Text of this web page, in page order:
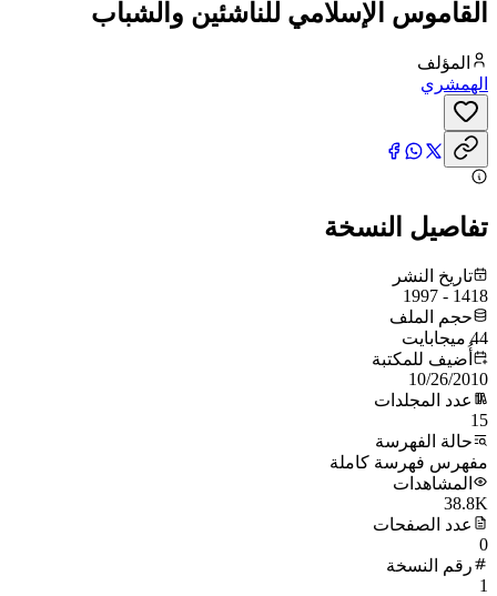
القاموس الإسلامي للناشئين والشباب
المؤلف
الهمشري
تفاصيل النسخة
تاريخ النشر
1418 - 1997
حجم الملف
44 ميجابايت
أُضيف للمكتبة
10/26/2010
عدد المجلدات
15
حالة الفهرسة
مفهرس فهرسة كاملة
المشاهدات
38.8K
عدد الصفحات
0
رقم النسخة
1